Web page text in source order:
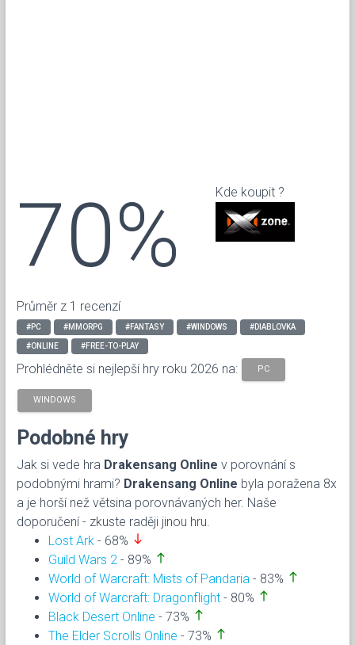
70%
Průměr z 1 recenzí
Kde koupit ?
#PC #MMORPG #FANTASY #WINDOWS #DIABLOVKA
#ONLINE #FREE-TO-PLAY
Prohlédněte si nejlepší hry roku 2026 na: PC
WINDOWS
Podobné hry
Jak si vede hra Drakensang Online v porovnání s
podobnými hrami? Drakensang Online byla poražena 8x
a je horší než větsina porovnávaných her. Naše
doporučení - zkuste raději jinou hru.
Lost Ark - 68% south
Guild Wars 2 - 89% north
World of Warcraft: Mists of Pandaria - 83% north
World of Warcraft: Dragonflight - 80% north
Black Desert Online - 73% north
The Elder Scrolls Online - 73% north